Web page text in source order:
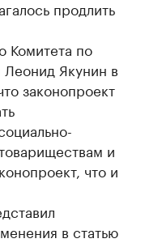
продлить
Комитета по
Якунин в
законопроект
и
что и
в статью